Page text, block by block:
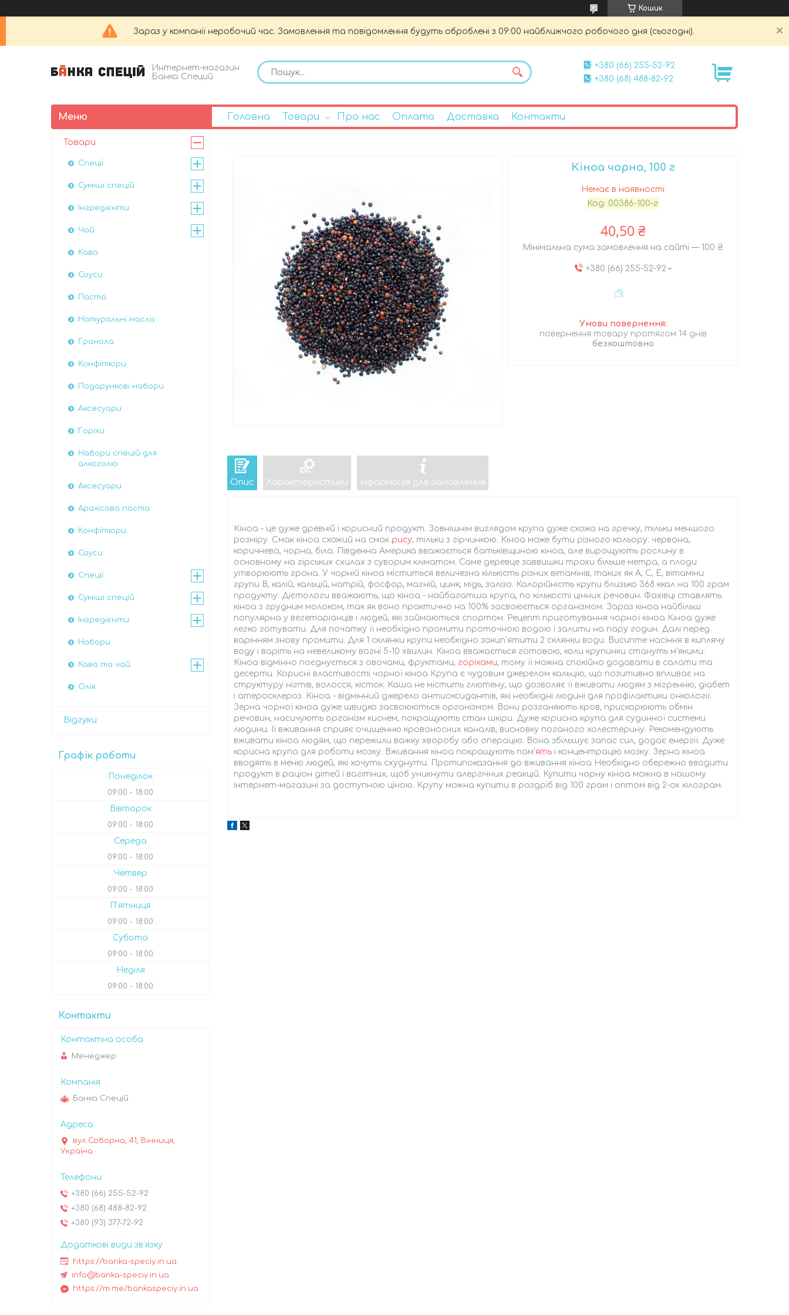
Кошик
Зараз у компанії неробочий час. Замовлення та повідомлення будуть оброблені з 09:00 найближчого робочого дня (сьогодні).
Интернет-магазин
Банка Специй
+380 (66) 255-52-92
+380 (68) 488-82-92
Головна Товари Про нас Оплата Доставка Контакти
Кіноа чорна, 100 г
Немає в наявності
Код: 00386-100-г
40,50 ₴
Мінімальна сума замовлення на сайті — 100 ₴
+380 (66) 255-52-92
повернення товару протягом 14 днів
безкоштовно
Опис Характеристики Інформація для замовлення
Кіноа - це дуже древній і корисний продукт. Зовнішнім виглядом крупа дуже схожа на гречку, тільки меншого
розміру. Смак кіноа схожий на смак рису, тільки з гірчинкою. Кіноа може бути різного кольору: червона,
коричнева, чорна, біла. Південна Америка вважається батьківщиною кіноа, але вирощують рослину в
основному на гірських схилах з суворим кліматом. Саме деревце заввишки трохи більше метра, а плоди
утворюють грона. У чорній кіноа міститься величезна кількість різних вітамінів, таких як А, С, Е, вітаміни
групи В, калій, кальцій, натрій, фосфор, магній, цинк, мідь, залізо. Калорійність крупи близько 368 ккал на 100 грам
продукту. Дієтологи вважають, що кіноа - найбагатша крупа, по кількості цінних речовин. Фахівці ставлять
кіноа з грудним молоком, так як воно практично на 100% засвоюється організмом. Зараз кіноа найбільш
популярна у вегетаріанців і людей, які займаються спортом. Рецепт приготування чорної кіноа Кіноа дуже
легко готувати. Для початку її необхідно промити проточною водою і залити на пару годин. Далі перед
варінням знову промити. Для 1 склянки крупи необхідно закип'ятити 2 склянки води. Висипте насіння в киплячу
воду і варіть на невеликому вогні 5-10 хвилин. Кіноа вважається готовою, коли крупинки стануть м'якими.
Кіноа відмінно поєднується з овочами, фруктами, горіхами, тому її можна спокійно додавати в салати та
десерти. Корисні властивості чорної кіноа Крупа є чудовим джерелом кальцію, що позитивно впливає на
структуру нігтів, волосся, кісток. Каша не містить глютену, що дозволяє її вживати людям з мігренню, діабет
і атеросклероз. Кіноа - відмінний джерело антиоксидантів, які необхідні людині для профілактики онкології.
Зерна чорної кіноа дуже швидко засвоюються організмом. Вони розганяють кров, прискорюють обмін
речовин, насичують організм киснем, покращують стан шкіри. Дуже корисна крупа для судинної системи
людини. Її вживання сприяє очищенню кровоносних каналів, висновку поганого холестерину. Рекомендують
вживати кіноа людям, що пережили важку хворобу або операцію. Вона збільшує запас сил, додає енергії. Дуже
корисна крупа для роботи мозку. Вживання кіноа покращують пам'ять і концентрацію мозку. Зерна кіноа
вводять в меню людей, які хочуть схуднути. Протипоказання до вживання кіноа Необхідно обережно вводити
продукт в раціон дітей і вагітних, щоб уникнути алергічних реакцій. Купити чорну кіноа можна в нашому
інтернет-магазині за доступною ціною. Крупу можна купити в роздріб від 100 грам і оптом від 2-ох кілограм.
Товари
Спеції
Суміші спецій
Інгредієнти
Чай
Кава
Соуси
Паста
Натуральні масла
Гранола
Конфітюри
Подарункові набори
Аксесуари
Горіхи
Набори спецій для
алкоголю
Аксесуари
Арахісова паста
Конфітюри
Соуси
Спеції
Суміші спецій
Інгредієнти
Набори
Кава та чай
Олія
Відгуки
Графік роботи
Понеділок
09:00 18:00
Вівторок
09:00 18:00
Середа
09:00 18:00
Четвер
09:00 18:00
Пʼятниця
09:00 18:00
Субота
09:00 18:00
Неділя
09:00 18:00
Контакти
Менеджер
Банка Спецій
вул.Соборна, 41, Вінниця,
Україна
+380 (66) 255-52-92
+380 (68) 488-82-92
+380 (93) 377-72-92
https://banka-speciy.in.ua
info@banka-speciy.in.ua
https://m.me/bankaspeciy.in.ua